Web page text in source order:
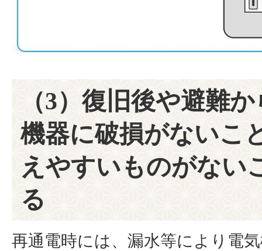
（3）復旧後や避難
機器に破損がないこ
えやすいものがない
る
再通電時には、漏水等により電